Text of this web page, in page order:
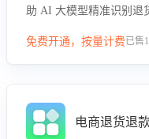
助 AI 大模型精准识别退
商家优化产品或服务，实
免费开通，按量计费已售
电商退货退